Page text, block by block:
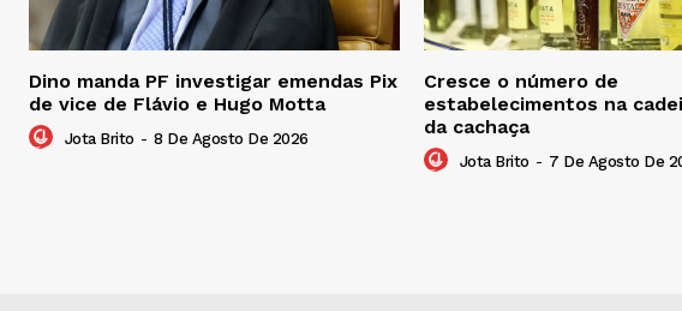
Dino manda PF investigar emendas Pix
de vice de Flávio e Hugo Motta
Jota Brito - 8 De Agosto De 2026
Cresce o número de
estabelecimentos na
da cachaça
Jota Brito - 7 De Agosto De